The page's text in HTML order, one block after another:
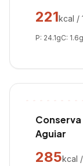
221kcal /
P: 24.1gC: 1.6g
Aguiar
285kcal